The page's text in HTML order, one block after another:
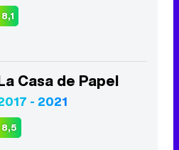
8,1
Casa de Papel
- 2021
8,5